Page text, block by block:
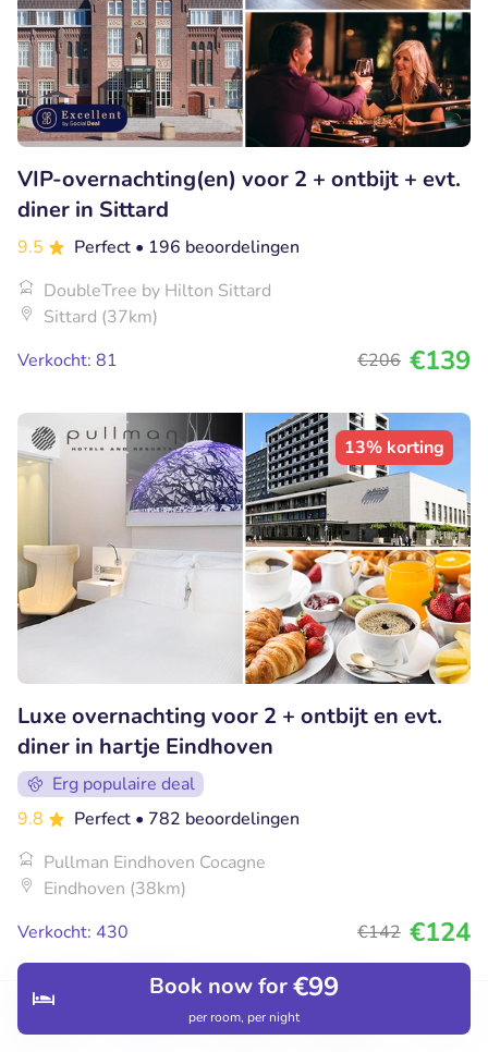
Restaurants
Book now for€99
per room, per night
VIP-overnachting(en) voor 2 + ontbijt + evt.
diner in Sittard
9.5 Perfect • 196 beoordelingen
DoubleTree by Hilton Sittard
Sittard (37km)
Verkocht: 81
€206 €139
13% korting
Luxe overnachting voor 2 + ontbijt en evt.
diner in hartje Eindhoven
Erg populaire deal
9.8
Perfect • 782 beoordelingen
Pullman Eindhoven Cocagne
Eindhoven (38km)
Verkocht: 430
€142 €124